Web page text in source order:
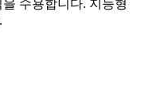
수용합니다. 지능형